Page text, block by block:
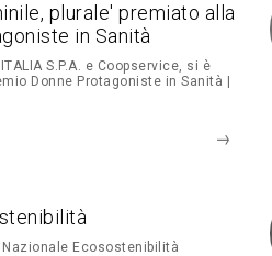
plurale' premiato alla
in Sanità
S.P.A. e Coopservice, si è
Donne Protagoniste in Sanità |
Ecosostenibilità